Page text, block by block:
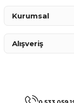
Kurumsal
Alışveriş